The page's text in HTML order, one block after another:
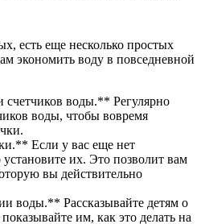
есть еще несколько простых
экономить воду в повседневной
счетчиков воды.** Регулярно
воды, чтобы вовремя
Если у вас еще нет
установите их. Это позволит вам
вы действительно
воды.** Рассказывайте детям о
им, как это делать на